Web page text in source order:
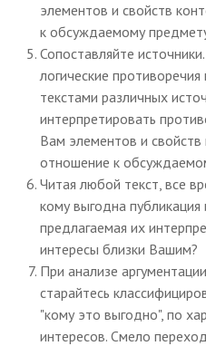
элементов и свойств
к обсуждаемому
Сопоставляйте
логические
текстами различных
интерпретировать
Вам элементов и
отношение к
Читая любой текст, все
кому выгодна
предлагаемая их
интересы близки Вашим?
При анализе
старайтесь
"кому это выгодно", по
интересов. Смело